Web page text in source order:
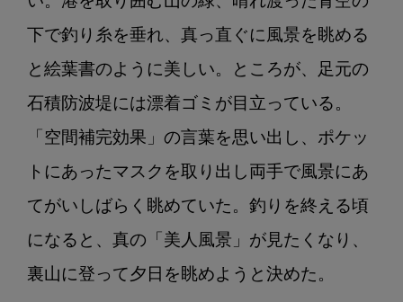
下で釣り糸を垂れ、真っ直ぐに風景を眺める
と絵葉書のように美しい。ところが、足元の
石積防波堤には漂着ゴミが目立っている。
「空間補完効果」の言葉を思い出し、ポケッ
トにあったマスクを取り出し両手で風景にあ
てがいしばらく眺めていた。釣りを終える頃
になると、真の「美人風景」が見たくなり、